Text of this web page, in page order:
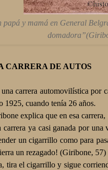
papá y mamá en General
CARRERA DE AUTOS
carrera automovilística por
1925, cuando tenía 26 años.
explica que en esa
ya casi ganada por
un cigarrillo como para
un rezagado! (Giribone, 57)
tira el cigarrillo y sigue